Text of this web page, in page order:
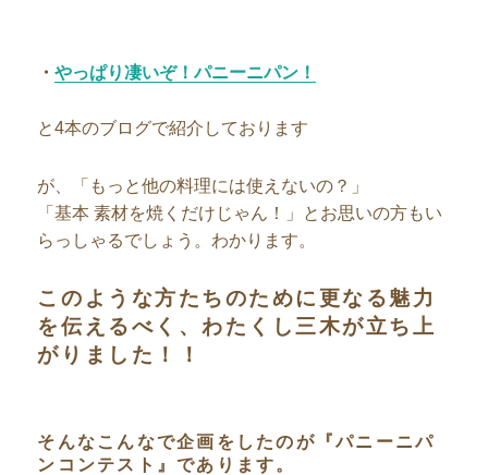
・やっぱり凄いぞ！パニーニパン！
と4本のブログで紹介しております
が、「もっと他の料理には使えないの？」
「基本 素材を焼くだけじゃん！」とお思いの方もい
らっしゃるでしょう。わかります。
このような方たちのために更なる魅力
を伝えるべく、わたくし三木が立ち上
がりました！！
そんなこんなで企画をしたのが『パニーニパ
ンコンテスト』であります。